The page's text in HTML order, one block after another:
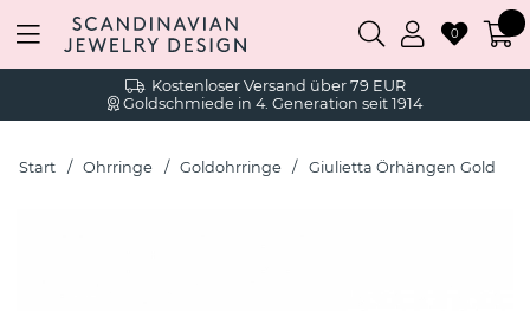
Kostenloser Versand über 79 EUR
Goldschmiede in 4. Generation seit 1914
0
Start Ohrringe Goldohrringe Giulietta Örhängen Gold